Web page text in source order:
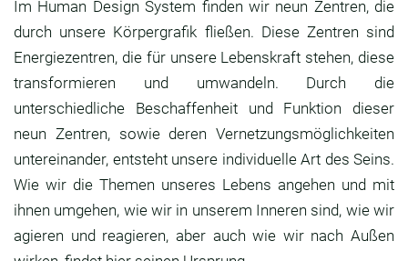
Im Human Design System finden wir neun Zentren, die
durch unsere Körpergrafik fließen. Diese Zentren sind
Energiezentren, die für unsere Lebenskraft stehen, diese
transformieren und umwandeln. Durch die
unterschiedliche Beschaffenheit und Funktion dieser
neun Zentren, sowie deren Vernetzungsmöglichkeiten
untereinander, entsteht unsere individuelle Art des Seins.
Wie wir die Themen unseres Lebens angehen und mit
ihnen umgehen, wie wir in unserem Inneren sind, wie wir
agieren und reagieren, aber auch wie wir nach Außen